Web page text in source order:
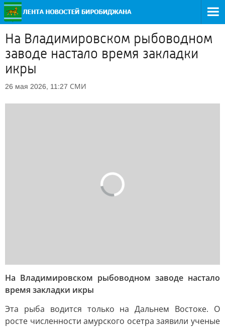
На Владимировском рыбоводном
заводе настало время закладки
икры
26 мая 2026, 11:27 СМИ
На Владимировском рыбоводном заводе настало
время закладки икры
Эта рыба водится только на Дальнем Востоке. О
росте численности амурского осетра заявили ученые